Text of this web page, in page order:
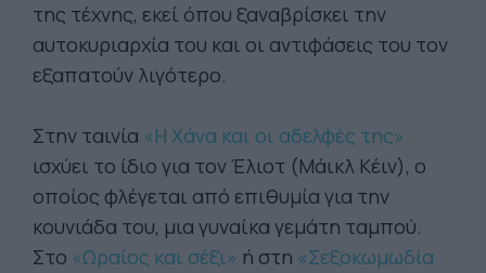
της τέχνης, εκεί όπου ξαναβρίσκει την
αυτοκυριαρχία του και οι αντιφάσεις του τον
εξαπατούν λιγότερο.
Στην ταινία «Η Χάνα και οι αδελφές της»
ισχύει το ίδιο για τον Έλιοτ (Μάικλ Κέιν), ο
οποίος φλέγεται από επιθυμία για την
κουνιάδα του, μια γυναίκα γεμάτη ταμπού.
Στο «Ωραίος και σέξι» ή στη «Σεξοκωμωδία